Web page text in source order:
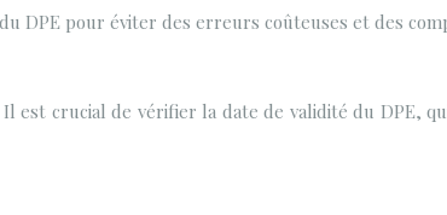
DPE pour éviter des erreurs coûteuses et des
Il est crucial de vérifier la date de validité du